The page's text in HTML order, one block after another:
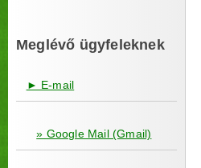
Meglévő ügyfeleknek
► E-mail
» Google Mail (Gmail)